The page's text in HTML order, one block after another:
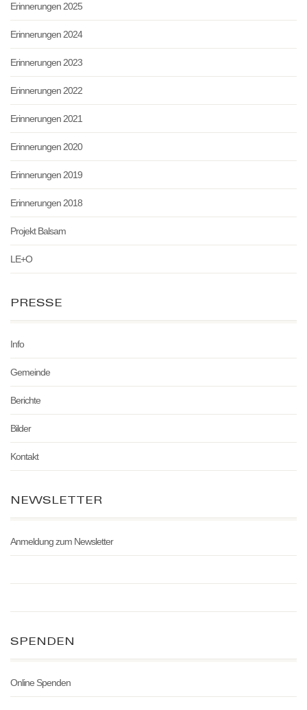
Erinnerungen 2025
Erinnerungen 2024
Erinnerungen 2023
Erinnerungen 2022
Erinnerungen 2021
Erinnerungen 2020
Erinnerungen 2019
Erinnerungen 2018
Projekt Balsam
LE+O
PRESSE
Info
Gemeinde
Berichte
Bilder
Kontakt
NEWSLETTER
Anmeldung zum Newsletter
SPENDEN
Online Spenden